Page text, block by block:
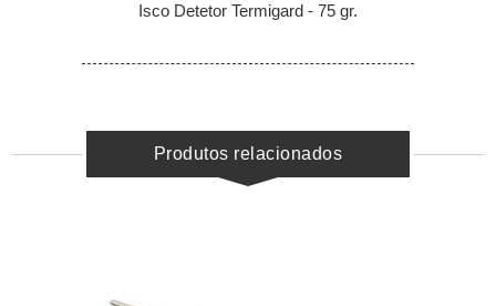
Isco Detetor Termigard - 75 gr.
Produtos relacionados